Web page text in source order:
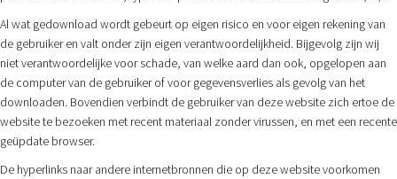
Al wat gedownload wordt gebeurt op eigen risico en voor eigen rekening van
de gebruiker en valt onder zijn eigen verantwoordelijkheid. Bijgevolg zijn wij
niet verantwoordelijke voor schade, van welke aard dan ook, opgelopen aan
de computer van de gebruiker of voor gegevensverlies als gevolg van het
downloaden. Bovendien verbindt de gebruiker van deze website zich ertoe de
website te bezoeken met recent materiaal zonder virussen, en met een recente
geüpdate browser.
De hyperlinks naar andere internetbronnen die op deze website voorkomen